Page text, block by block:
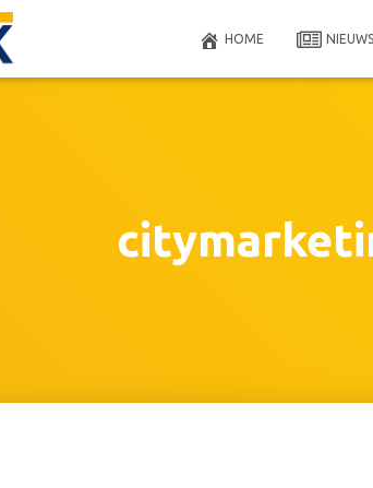
HOME NIEUWS